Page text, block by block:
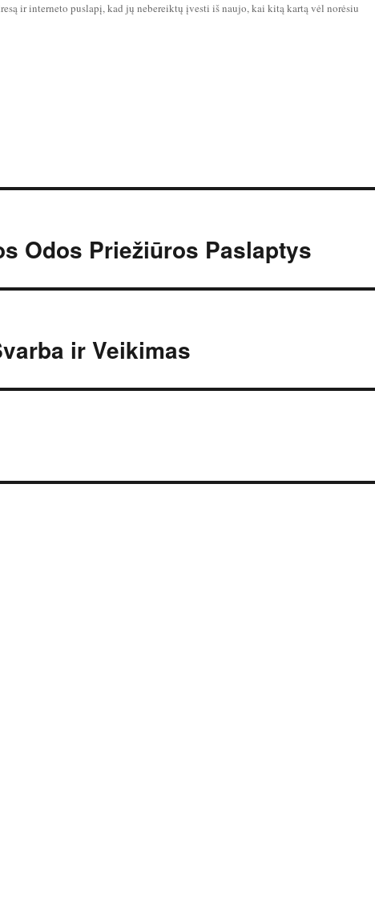
ir interneto puslapį, kad jų nebereiktų įvesti iš naujo, kai kitą kartą vėl norėsiu
Odos Priežiūros Paslaptys
ir Veikimas